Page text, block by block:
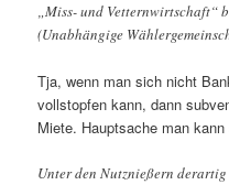
„Miss- und Vetternwirtschaft“
(Unabhängige
Tja, wenn man sich nicht
vollstopfen kann, dann
Miete. Hauptsache man
Unter den Nutznießern